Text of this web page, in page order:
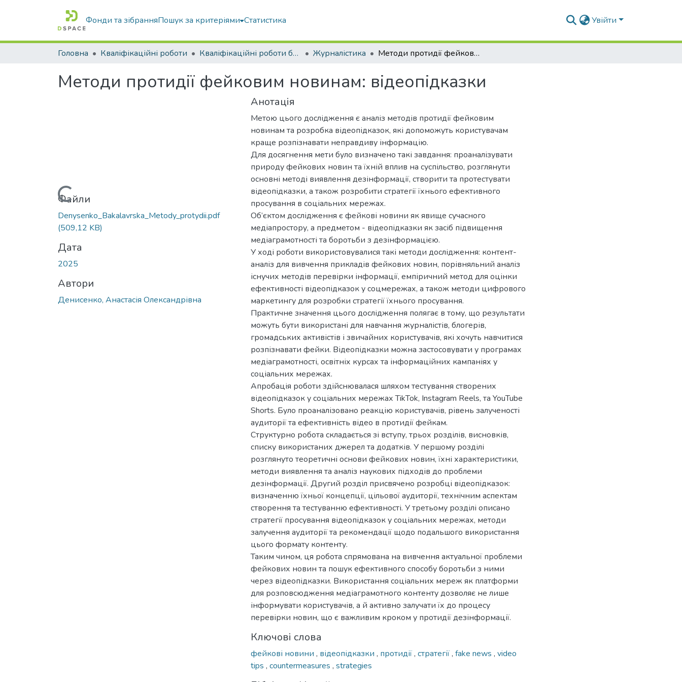
Фонди та зібранняПошук за критеріями Статистика Увійти
Головна Кваліфікаційні роботи Кваліфікаційні роботи бакалаврів Журналістика Методи протидії фейковим новинам: відеопідказки
Методи протидії фейковим новинам: відеопідказки
Вантажиться...Файли
Denysenko_Bakalavrska_Metody_protydii.pdf
(509,12 KB)
Дата
2025
Автори
Денисенко, Анастасія Олександрівна
Анотація
Метою цього дослідження є аналіз методів протидії фейковим
новинам та розробка відеопідказок, які допоможуть користувачам
краще розпізнавати неправдиву інформацію.
Для досягнення мети було визначено такі завдання: проаналізувати
природу фейкових новин та їхній вплив на суспільство, розглянути
основні методі виявлення дезінформації, створити та протестувати
відеопідказки, а також розробити стратегії їхнього ефективного
просування в соціальних мережах.
Об’єктом дослідження є фейкові новини як явище сучасного
медіапростору, а предметом - відеопідказки як засіб підвищення
медіаграмотності та боротьби з дезінформацією.
У ході роботи використовувалися такі методи дослідження: контент-
аналіз для вивчення прикладів фейкових новин, порівняльний аналіз
існучих методів перевірки інформації, емпіричний метод для оцінки
ефективності відеопідказок у соцмережах, а також методи цифрового
маркетингу для розробки стратегії їхнього просування.
Практичне значення цього дослідження полягає в тому, що результати
можуть бути використані для навчання журналістів, блогерів,
громадських активістів і звичайних користувачів, які хочуть навчитися
розпізнавати фейки. Відеопідказки можна застосовувати у програмах
медіаграмотності, освітніх курсах та інформаційних кампаніях у
соціальних мережах.
Апробація роботи здійснювалася шляхом тестування створених
відеопідказок у соціальних мережах TikTok, Instagram Reels, та YouTube
Shorts. Було проаналізовано реакцію користувачів, рівень залученості
аудиторії та ефективність відео в протидії фейкам.
Структурно робота складається зі вступу, трьох розділів, висновків,
списку використаних джерел та додатків. У першому розділі
розглянуто теоретичні основи фейкових новин, їхні характеристики,
методи виявлення та аналіз наукових підходів до проблеми
дезінформації. Другий розділ присвячено розробці відеопідказок:
визначенню їхньої концепції, цільової аудиторії, технічним аспектам
створення та тестуванню ефективності. У третьому розділі описано
стратегії просування відеопідказок у соціальних мережах, методи
залучення аудиторії та рекомендації щодо подальшого використання
цього формату контенту.
Таким чином, ця робота спрямована на вивчення актуальної проблеми
фейкових новин та пошук ефективного способу боротьби з ними
через відеопідказки. Використання соціальних мереж як платформи
для розповсюдження медіаграмотного контенту дозволяє не лише
інформувати користувачів, а й активно залучати їх до процесу
перевірки новин, що є важливим кроком у протидії дезінформації.
Ключові слова
фейкові новини , відеопідказки , протидії, стратегії, fake news , video
tips , countermeasures , strategies